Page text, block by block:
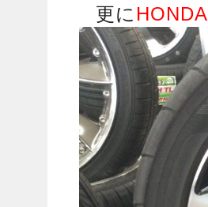
更に HONDA